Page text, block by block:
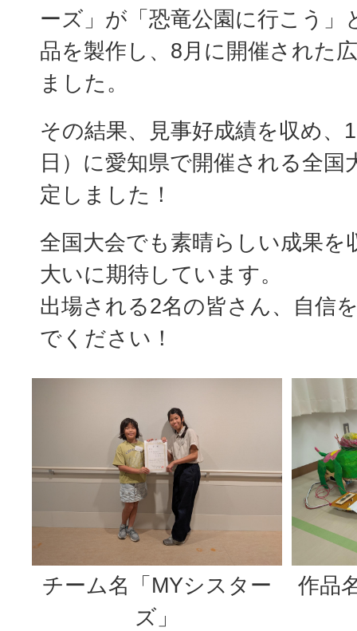
ーズ」が「恐竜公園に行こう」
品を製作し、8月に開催された
ました。
その結果、見事好成績を収め、
日）に愛知県で開催される全国
定しました！
全国大会でも素晴らしい成果を
大いに期待しています。
出場される2名の皆さん、自信
でください！
チーム名「MYシスター
ズ」
作品